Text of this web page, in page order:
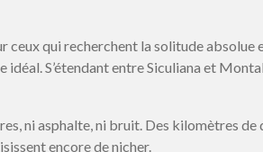
ceux qui recherchent la solitude
S’étendant entre Siculiana et
ni asphalte, ni bruit. Des kilomètres de
encore de nicher.